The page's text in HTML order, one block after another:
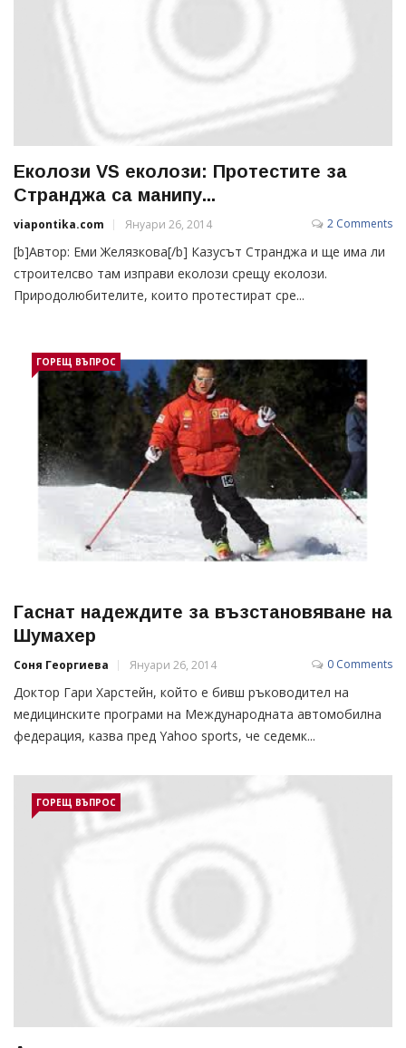
Еколози VS еколози: Протестите за
Странджа са манипу...
viapontika.com Януари 26, 2014 2 Comments
[b]Автор: Еми Желязкова[/b] Казусът Странджа и ще има ли
строителсво там изправи еколози срещу еколози.
Природолюбителите, които протестират сре...
ГОРЕЩ ВЪПРОС
Гаснат надеждите за възстановяване на
Шумахер
Соня Георгиева Януари 26, 2014 0 Comments
Доктор Гари Харстейн, който е бивш ръководител на
медицинските програми на Международната автомобилна
федерация, казва пред Yahoo sports, че седемк...
ГОРЕЩ ВЪПРОС